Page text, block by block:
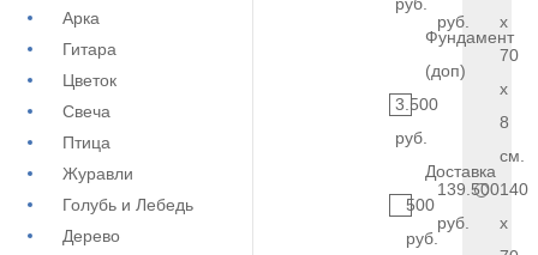
Арка
Гитара
Цветок
Свеча
Птица
Журавли
Голубь и Лебедь
Дерево
Фундамент
(доп)
3.500
руб.
Доставка
500
руб.
руб.
x
70
x
8
см.
139.500
руб.
140
x